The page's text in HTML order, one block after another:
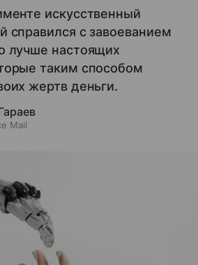
искусственный
справился с завоеванием
лучше настоящих
таким способом
жертв деньги.
Mail